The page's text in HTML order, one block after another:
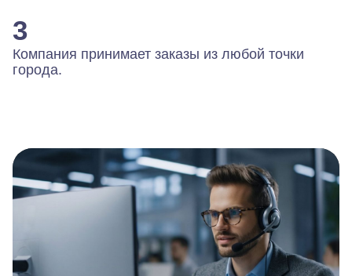
3
Компания принимает заказы из любой точки
города.